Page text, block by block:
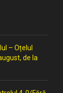
– Oțelul
de la